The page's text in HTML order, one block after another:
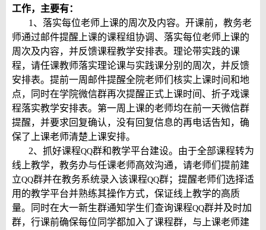
工作，主要有：
1 、落实每位老师上课的周次及内容。开课前，教务老
师通过邮件提醒上课的课程组协调、落实每位老师上课的
周次及内容，并反馈课程教学安排表。理论带实践的课
程，请任课教师落实理论课与实践课分别的周次，并反馈
安排表。提前一周邮件提醒全院老师们核实上课时间和地
点，同时在学院微信群再次提醒正式上课时间、折子戏课
程落实教学安排表。第一周上课的老师均在前一天微信群
提醒，并要求回复确认，没有回复信息的再电话告知，确
保了上课老师清楚上课安排。
2、抓好课程QQ群和教学平台建设。由于全部课程转为
线上教学，教务办与任课老师高效沟通，请老师们提前建
立QQ群并在教务系统录入该课程QQ群；提醒老师们选择适
用的教学平台并熟练其操作方式，保证线上教学的高质
量。同时在大一新生群通知学生们查询课程QQ群并及时加
群，行课前确保每位同学都加入了课程群，与上课老师建